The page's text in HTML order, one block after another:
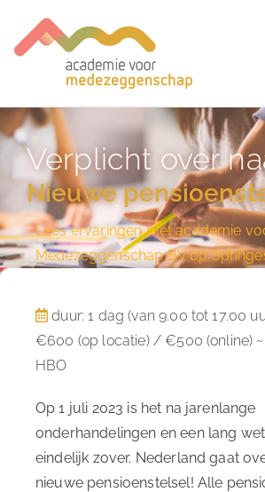
Verplicht over
Nieuwe
Lees ervaringen met academie
Medezeggenschap BV op
duur: 1 dag (van 9.00 tot 17.00
€600 (op locatie) / €500 (online) ~
HBO
Op 1 juli 2023 is het na jarenlange
onderhandelingen en een lang
eindelijk zover. Nederland gaat
nieuwe pensioenstelsel! Alle